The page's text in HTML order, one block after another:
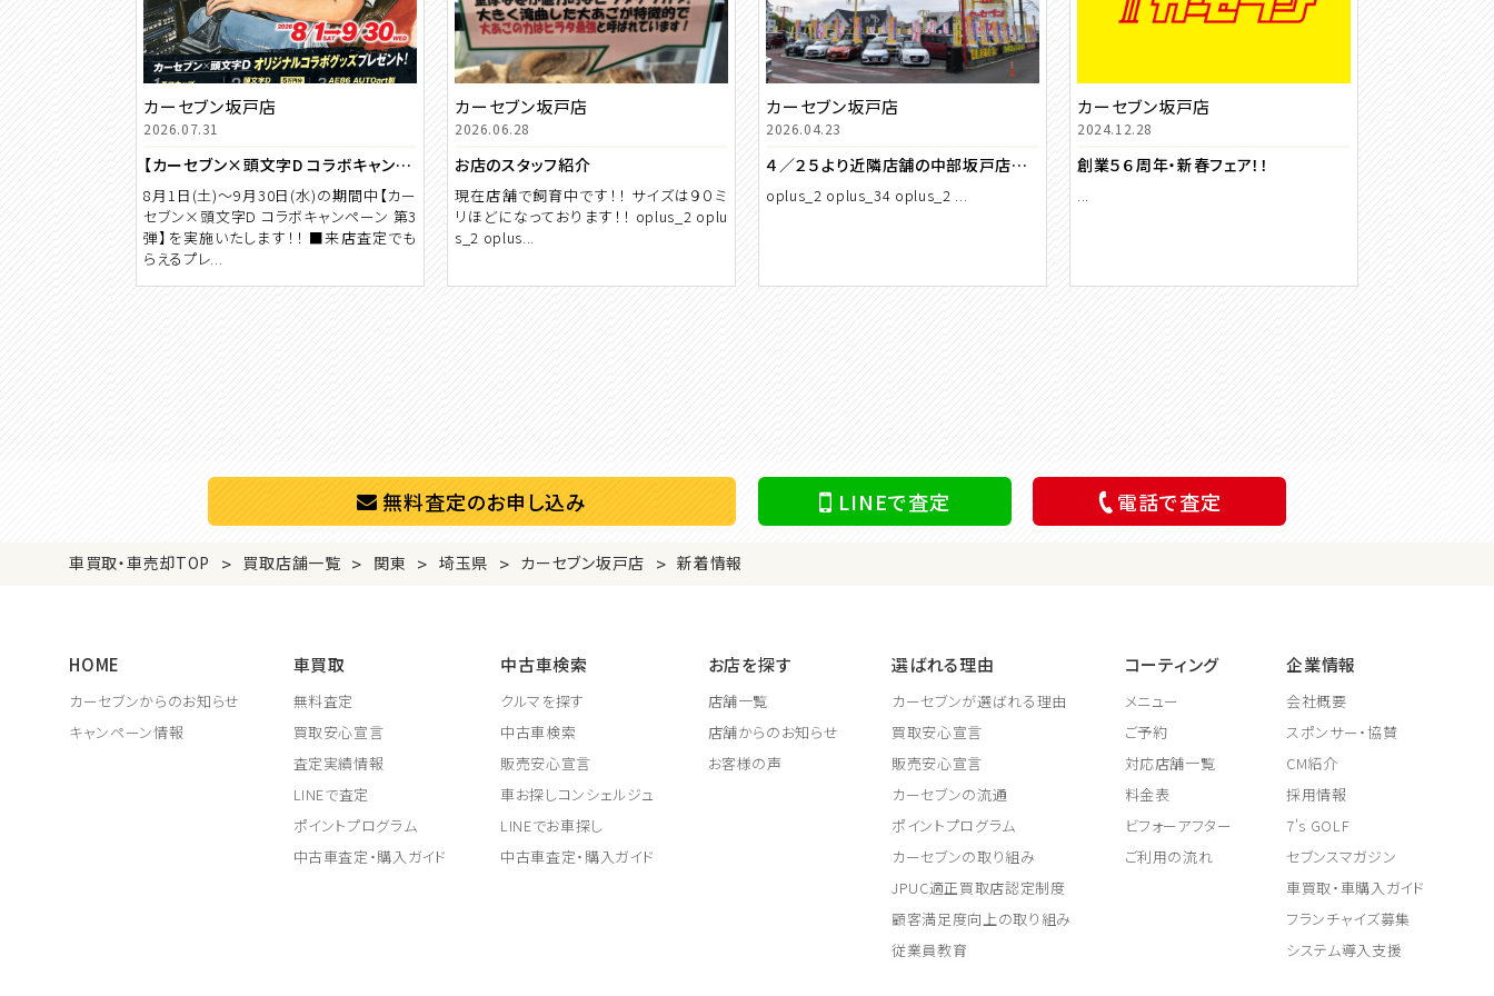
無料査定のお申し込み LINEで査定 電話で査定
カーセブン坂戸店
2026.07.31
【カーセブン×頭文字D コラボキャンペーン 第3弾】
8月1日(土)～9月30日(水)の期間中【カー
セブン×頭文字D コラボキャンペーン 第3
弾】を実施いたします！！ ■来店査定でも
らえるプレ...
カーセブン坂戸店
2026.06.28
お店のスタッフ紹介
現在店舗で飼育中です！！ サイズは９０ミ
リほどになっております！！ oplus_2 oplu
s_2 oplus...
カーセブン坂戸店
2026.04.23
４／２５より近隣店舗の中部坂戸店と統合営業になります
oplus_2 oplus_34 oplus_2 ...
カーセブン坂戸店
2024.12.28
創業５６周年・新春フェア！！
...
車買取・車売却TOP > 買取店舗一覧 > 関東 > 埼玉県 > カーセブン坂戸店 > 新着情報
HOME
カーセブンからのお知らせ
キャンペーン情報
車買取
無料査定
買取安心宣言
査定実績情報
LINEで査定
ポイントプログラム
中古車査定・購入ガイド
中古車検索
クルマを探す
中古車検索
販売安心宣言
車お探しコンシェルジュ
LINEでお車探し
中古車査定・購入ガイド
お店を探す
店舗一覧
店舗からのお知らせ
お客様の声
選ばれる理由
カーセブンが選ばれる理由
買取安心宣言
販売安心宣言
カーセブンの流通
ポイントプログラム
カーセブンの取り組み
JPUC適正買取店認定制度
顧客満足度向上の取り組み
従業員教育
コーティング
メニュー
ご予約
対応店舗一覧
料金表
ビフォーアフター
ご利用の流れ
企業情報
会社概要
スポンサー・協賛
CM紹介
採用情報
7's GOLF
セブンスマガジン
車買取・車購入ガイド
フランチャイズ募集
システム導入支援